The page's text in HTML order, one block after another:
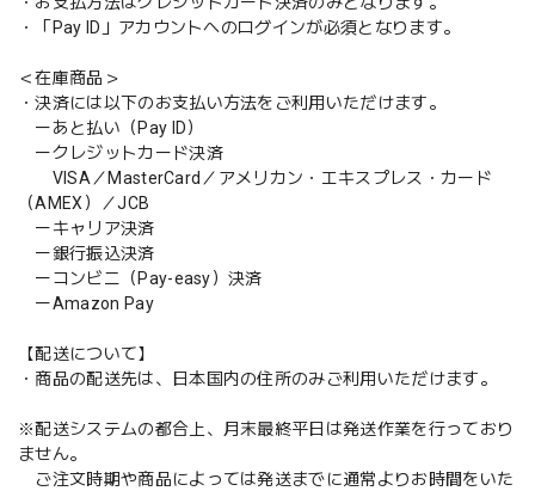
・「Pay ID」アカウントへのログインが必須となります。
＜在庫商品＞
・決済には以下のお支払い方法をご利用いただけます。
ーあと払い（Pay ID）
ークレジットカード決済
VISA／MasterCard／アメリカン・エキスプレス・カード
（AMEX）／JCB
ーキャリア決済
ー銀行振込決済
ーコンビニ（Pay-easy）決済
ーAmazon Pay
【配送について】
・商品の配送先は、日本国内の住所のみご利用いただけます。
※配送システムの都合上、月末最終平日は発送作業を行っており
ません。
ご注文時期や商品によっては発送までに通常よりお時間をいた